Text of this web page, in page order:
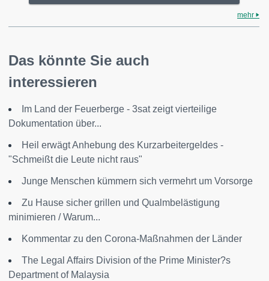
mehr
Das könnte Sie auch
interessieren
Im Land der Feuerberge - 3sat zeigt vierteilige
Dokumentation über...
Heil erwägt Anhebung des Kurzarbeitergeldes -
"Schmeißt die Leute nicht raus"
Junge Menschen kümmern sich vermehrt um Vorsorge
Zu Hause sicher grillen und Qualmbelästigung
minimieren / Warum...
Kommentar zu den Corona-Maßnahmen der Länder
The Legal Affairs Division of the Prime Minister?s
Department of Malaysia